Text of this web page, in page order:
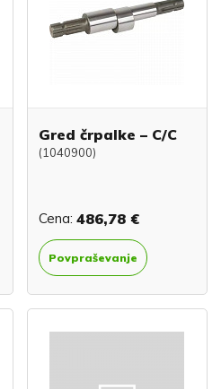
Gred črpalke – C/C
(1040900)
Cena: 486,78 €
Povpraševanje